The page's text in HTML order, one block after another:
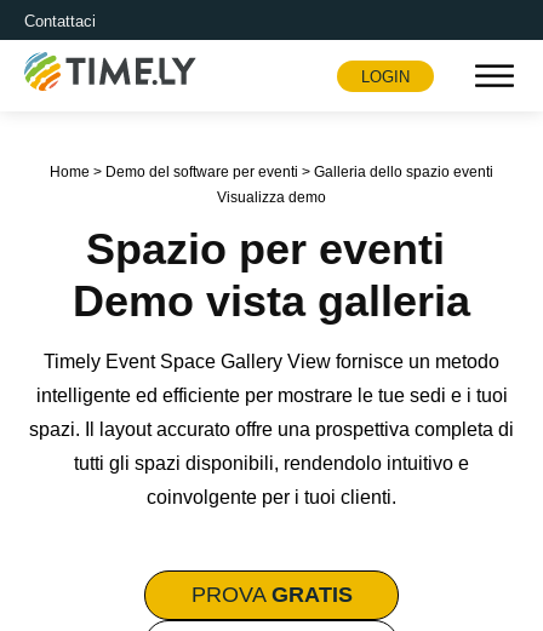
Contattaci
Timely
LOGIN
Home > Demo del software per eventi > Galleria dello spazio eventi
Visualizza demo
Spazio per eventi
Demo vista galleria
Timely Event Space Gallery View fornisce un metodo
intelligente ed efficiente per mostrare le tue sedi e i tuoi
spazi. Il layout accurato offre una prospettiva completa di
tutti gli spazi disponibili, rendendolo intuitivo e
coinvolgente per i tuoi clienti.
PROVA GRATIS